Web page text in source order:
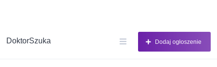
DoktorSzuka Dodaj ogłoszenie